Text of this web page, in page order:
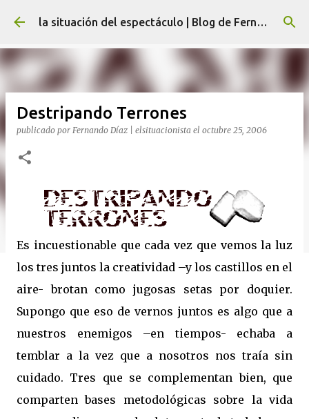
Ir al contenido principal la situación del espectáculo | Blog de Fernando Díaz
Destripando Terrones
publicado por Fernando Díaz | elsituacionista el octubre 25, 2006
Es incuestionable que cada vez que vemos la luz
los tres juntos la creatividad –y los castillos en el
aire- brotan como jugosas setas por doquier.
Supongo que eso de vernos juntos es algo que a
nuestros enemigos –en tiempos- echaba a
temblar a la vez que a nosotros nos traía sin
cuidado. Tres que se complementan bien, que
comparten bases metodológicas sobre la vida